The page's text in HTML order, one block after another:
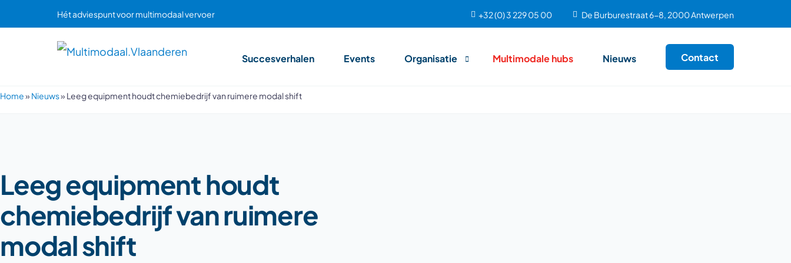
Hét adviespunt voor multimodaal vervoer +32 (0) 3 229 05 00 De Burburestraat 6-8, 2000 Antwerpen
Succesverhalen Events Organisatie Multimodale hubs Nieuws Contact
Home»Nieuws»Leeg equipment houdt chemiebedrijf van ruimere modal shift
Leeg equipment houdt
chemiebedrijf van ruimere
modal shift